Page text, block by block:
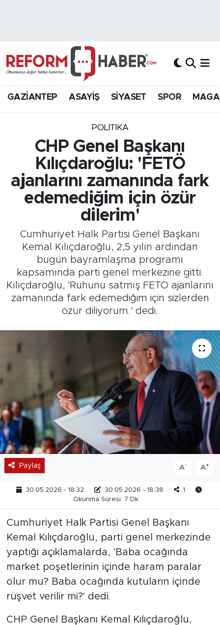
GAZİANTEP ASAYİŞ SİYASET SPOR
POLİTİKA
CHP Genel Başkanı
Kılıçdaroğlu: 'FETÖ
ajanlarını zamanında fark
edemediğim için özür
dilerim'
Cumhuriyet Halk Partisi Genel Başkanı
Kemal Kılıçdaroğlu, 2,5 yılın ardından
bugün bayramlaşma programı
kapsamında parti genel merkezine gitti.
Kılıçdaroğlu, 'Ruhunu satmış FETÖ ajanlarını
zamanında fark edemediğim için sizlerden
özür diliyorum.' dedi.
Paylaş A- A+
30.05.2026 - 18:32 30.05.2026 - 18:38
1
Okunma Süresi: 7 Dk
Cumhuriyet Halk Partisi Genel Başkanı
Kemal Kılıçdaroğlu, parti genel merkezinde
yaptığı açıklamalarda, 'Baba ocağında
market poşetlerinin içinde haram paralar
olur mu? Baba ocağında kutuların içinde
rüşvet verilir mi?' dedi.
CHP Genel Başkanı Kemal Kılıçdaroğlu,
Hava Durumu
Süper Lig Puan Durumu ve Fikstür
Son Dakika Haberleri
Haber Arşivi